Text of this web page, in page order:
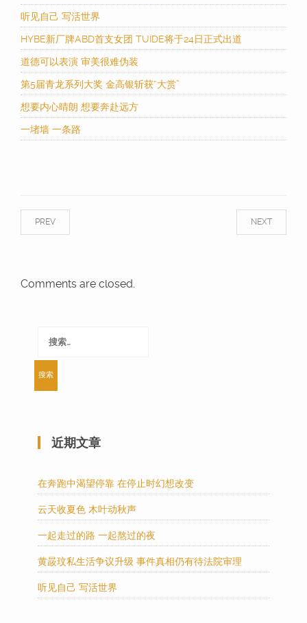
听见自己 写活世界
HYBE新厂牌ABD首支女团 TUIDE将于24日正式出道
道德可以表演 审美很难伪装
第5届青龙系列大奖 金高银斩获“大赏”
想要内心晴朗 想要奔赴远方
一堵墙 一条路
NEXT
PREV
Comments are closed.
索：
近期文章
在奔跑中渴望停靠 在停止时幻想改变
云天收夏色 木叶动秋声
一起走过的路 一起熬过的夜
黄晸玟私生活争议升级 事件真相仍有待法院审理
听见自己 写活世界